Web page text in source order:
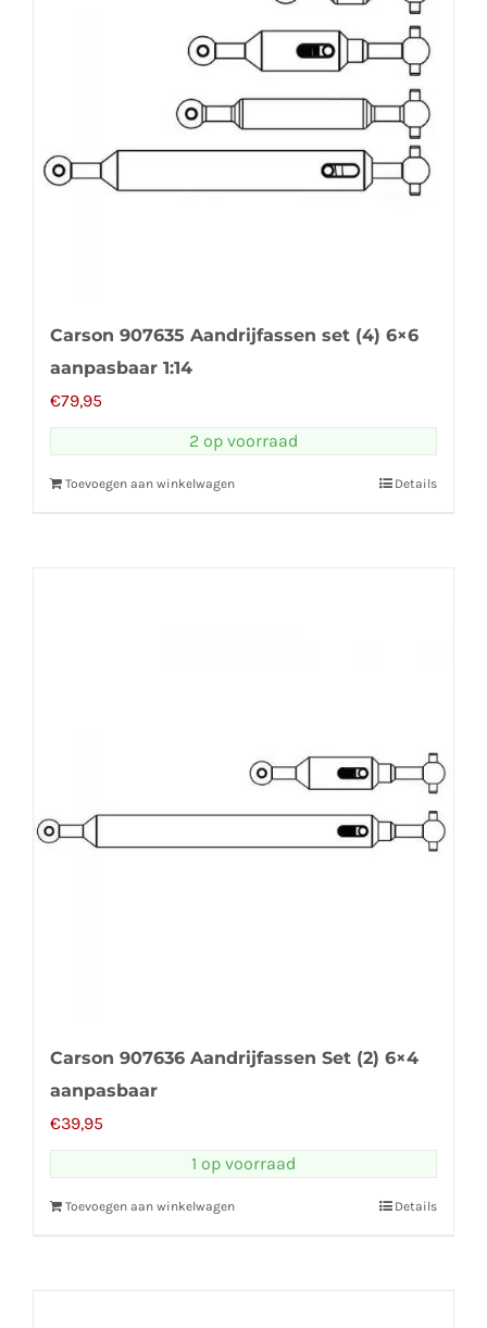
Carson 907635 Aandrijfassen set (4) 6×6
aanpasbaar 1:14
€79,95
2 op voorraad
Toevoegen aan winkelwagen Details
Carson 907636 Aandrijfassen Set (2) 6×4
aanpasbaar
€39,95
1 op voorraad
Toevoegen aan winkelwagen Details